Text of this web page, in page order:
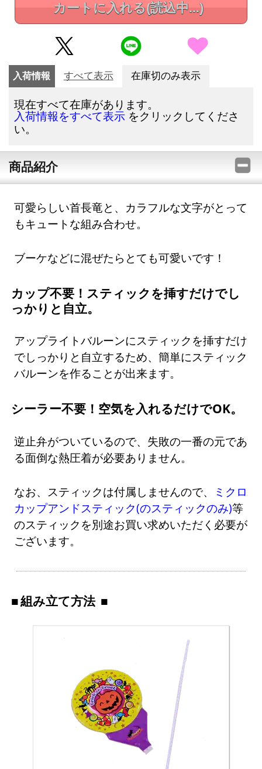
カートに入れる(読込中...)
入荷情報 すべて表示 在庫切のみ表示
現在すべて在庫があります。
入荷情報をすべて表示 をクリックしてくださ
い。
商品紹介
可愛らしい首長竜と、カラフルな文字がとって
もキュートな組み合わせ。
ブーケなどに混ぜたらとても可愛いです！
カップ不要！スティックを挿すだけでし
っかりと自立。
アップライトバルーンにスティックを挿すだけ
でしっかりと自立するため、簡単にスティック
バルーンを作ることが出来ます。
シーラー不要！空気を入れるだけでOK。
逆止弁がついているので、失敗の一番の元であ
る面倒な熱圧着が必要ありません。
なお、スティックは付属しませんので、
ミクロ
カップアンドスティック(のスティックのみ)等
のスティックを別途お買い求めいただく必要が
ございます。
組み立て方法